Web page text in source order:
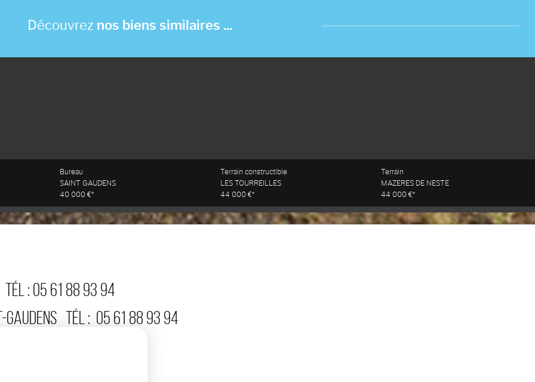
Découvrez nos biens similaires ...
Bureau
SAINT GAUDENS
40 000 €*
Terrain constructible
LES TOURREILLES
44 000 €*
Terrain
MAZERES DE NESTE
44 000 €*
TÉL : 05 61 88 93 94
GAUDENS TÉL : 05 61 88 93 94